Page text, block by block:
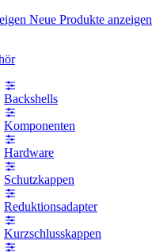
Neue Produkte anzeigen
Backshells
Komponenten
Hardware
Schutzkappen
Reduktionsadapter
Kurzschlusskappen